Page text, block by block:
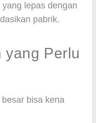
lepas dengan
pabrik.
yang Perlu
bisa kena